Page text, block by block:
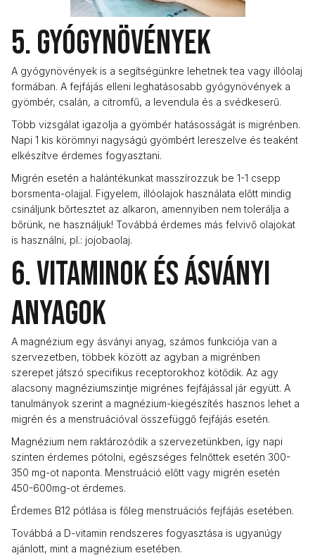
5. Gyógynövények
A gyógynövények is a segítségünkre lehetnek tea vagy illóolaj
formában. A fejfájás elleni leghatásosabb gyógynövények a
gyömbér, csalán, a citromfű, a levendula és a svédkeserű.
Több vizsgálat igazolja a gyömbér hatásosságát is migrénben.
Napi 1 kis körömnyi nagyságú gyömbért lereszelve és teaként
elkészítve érdemes fogyasztani.
Migrén esetén a halántékunkat masszírozzuk be 1-1 csepp
borsmenta-olajjal. Figyelem, illóolajok használata előtt mindig
csináljunk bőrtesztet az alkaron, amennyiben nem tolerálja a
bőrünk, ne használjuk! Továbbá érdemes más felvivő olajokat
is használni, pl.: jojobaolaj.
6. Vitaminok és ásványi
anyagok
A magnézium egy ásványi anyag, számos funkciója van a
szervezetben, többek között az agyban a migrénben
szerepet játszó specifikus receptorokhoz kötődik. Az agy
alacsony magnéziumszintje migrénes fejfájással jár együtt. A
tanulmányok szerint a magnézium-kiegészítés hasznos lehet a
migrén és a menstruációval összefüggő fejfájás esetén.
Magnézium nem raktározódik a szervezetünkben, így napi
szinten érdemes pótolni, egészséges felnőttek esetén 300-
350 mg-ot naponta. Menstruáció előtt vagy migrén esetén
450-600mg-ot érdemes.
Érdemes B12 pótlása is főleg menstruációs fejfájás esetében.
Továbbá a D-vitamin rendszeres fogyasztása is ugyanúgy
ajánlott, mint a magnézium esetében.